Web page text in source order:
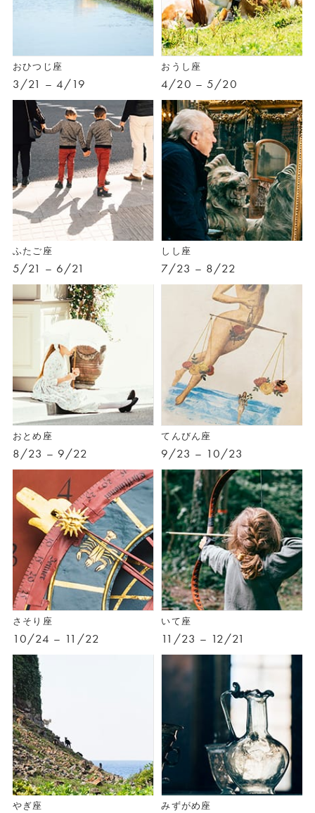
おひつじ座
3/21 – 4/19
おうし座
4/20 – 5/20
ふたご座
5/21 – 6/21
しし座
7/23 – 8/22
おとめ座
8/23 – 9/22
てんびん座
9/23 – 10/23
さそり座
10/24 – 11/22
いて座
11/23 – 12/21
やぎ座 みずがめ座